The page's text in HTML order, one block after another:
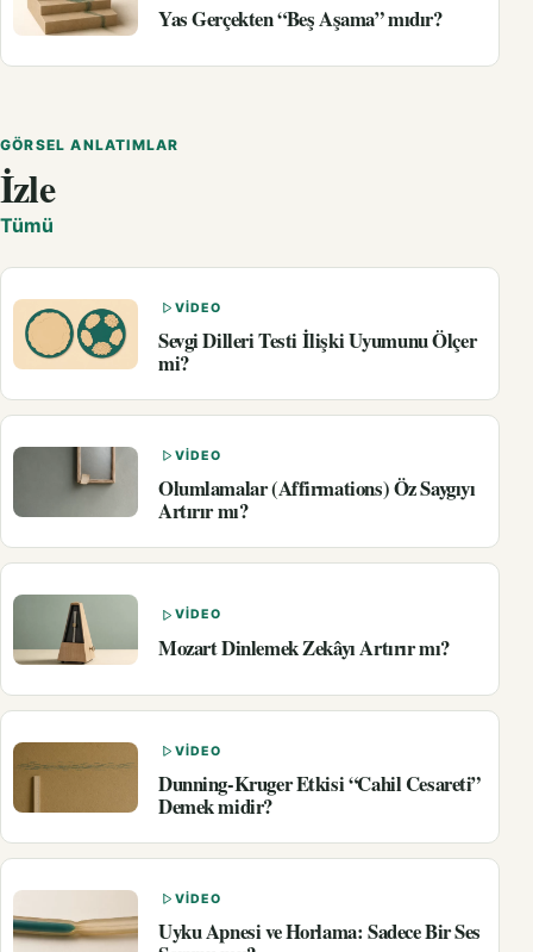
Yas Gerçekten “Beş Aşama” mıdır?
GÖRSEL ANLATIMLAR
İzle
Tümü
VIDEO
Sevgi Dilleri Testi İlişki Uyumunu Ölçer
mi?
VIDEO
Olumlamalar (Affirmations) Öz Saygıyı
Artırır mı?
VIDEO
Mozart Dinlemek Zekâyı Artırır mı?
VIDEO
Dunning-Kruger Etkisi “Cahil Cesareti”
Demek midir?
VIDEO
Uyku Apnesi ve Horlama: Sadece Bir Ses